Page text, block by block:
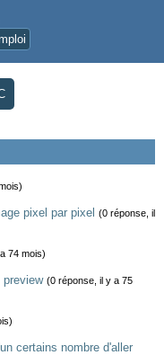
pixel par pixel (0 réponse, il
74 mois)
preview (0 réponse, il y a 75
certains nombre d'aller